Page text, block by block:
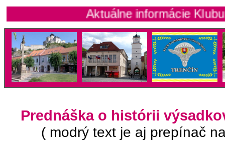
Aktuálne informácie Klubu
Prednáška o histórii
( modrý text je aj prepínač